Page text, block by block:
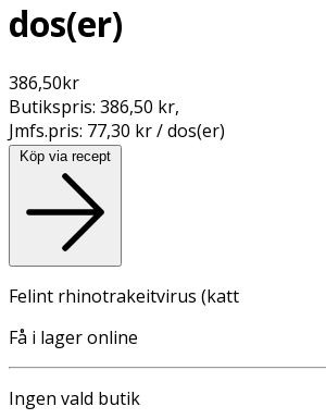
dos(er)
386,50kr
Butikspris: 386,50 kr,
Jmfs.pris: 77,30 kr / dos(er)
Köp via recept
Felint rhinotrakeitvirus (katt
Få i lager online
Ingen vald butik